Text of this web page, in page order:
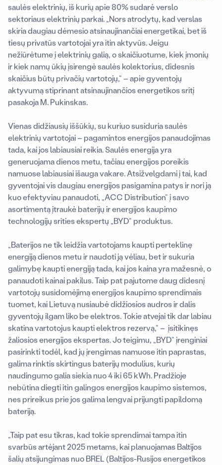
saulės elektrinių, iš kurių apie 80% sudarė verslo
sektoriaus elektrinių parkai. „Nors atrodytų, kad verslas
skiria daugiau dėmesio atsinaujinančiai energetikai, bet iš
tiesų privatūs vartotojai yra itin aktyvūs. Jeigu
nežiūrėtume į elektrinių galią, o skaičiuotume, kiek įmonių
ir kiek namų ūkių įsirengė saulės kolektorius, didesnis
skaičius būtų privačių vartotojų,“ – apie gyventojų
aktyvumą stiprinant atsinaujinančios energetikos sritį
pasakoja M. Pukinskas.
Vienas didžiausių iššūkių, su kuriuo susiduria saulės
elektrinių vartotojai – pagamintos energijos panaudojimas
tada, kai jos labiausiai reikia. Saulės energija yra
generuojama dienos metu, tačiau energijos poreikis
namuose labiausiai išauga vakare. Atsižvelgdami į tai, kad
gyventojai vis daugiau energijos pasigamina patys ir nori ją
kuo efektyviau panaudoti, „ACC Distribution“ į savo
asortimentą įtraukė baterijų ir energijos kaupimo
technologijų srities ekspertų „BYD“ produktus.
„Baterijos ne tik leidžia vartotojams kaupti perteklinę
energiją dienos metu ir naudoti ją vėliau, bet ir sukuria
galimybę kaupti energiją tada, kai jos kaina yra mažesnė, o
panaudoti kainai pakilus. Taip pat pajutome daug didesnį
vartotojų susidomėjimą energijos kaupimo sprendimais
tuomet, kai Lietuvą nusiaubė didžiosios audros ir dalis
gyventojų ilgam liko be elektros. Tokie atvejai tik dar labiau
skatina vartotojus kaupti elektros rezervą,“ – įsitikinęs
žaliosios energijos ekspertas. Jo teigimu, „BYD“ įrenginiai
pasirinkti todėl, kad jų įrengimas namuose itin paprastas,
galima rinktis skirtingus baterijų modulius, kurių
naudingumo galia siekia nuo 4 iki 65 kWh. Pradžioje
nebūtina diegti itin galingos energijos kaupimo sistemos,
nes prireikus prie jos galima lengvai prijungti papildomą
bateriją.
„Taip pat esu tikras, kad tokie sprendimai tampa itin
svarbūs artėjant 2025 metams, kai planuojamas Baltijos
šalių atsijungimas nuo BREL (Baltijos-Rusijos energetikos